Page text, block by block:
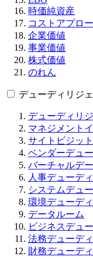
時価純資産
コストアプロ
企業価値
事業価値
株式価値
のれん
デューディリジ
デューディリ
マネジメント
サイトビジット
ベンダーデュ
バーチャルデ
人事デューデ
システムデュ
環境デューデ
データルーム
ビジネスデュ
法務デューデ
財務デューデ